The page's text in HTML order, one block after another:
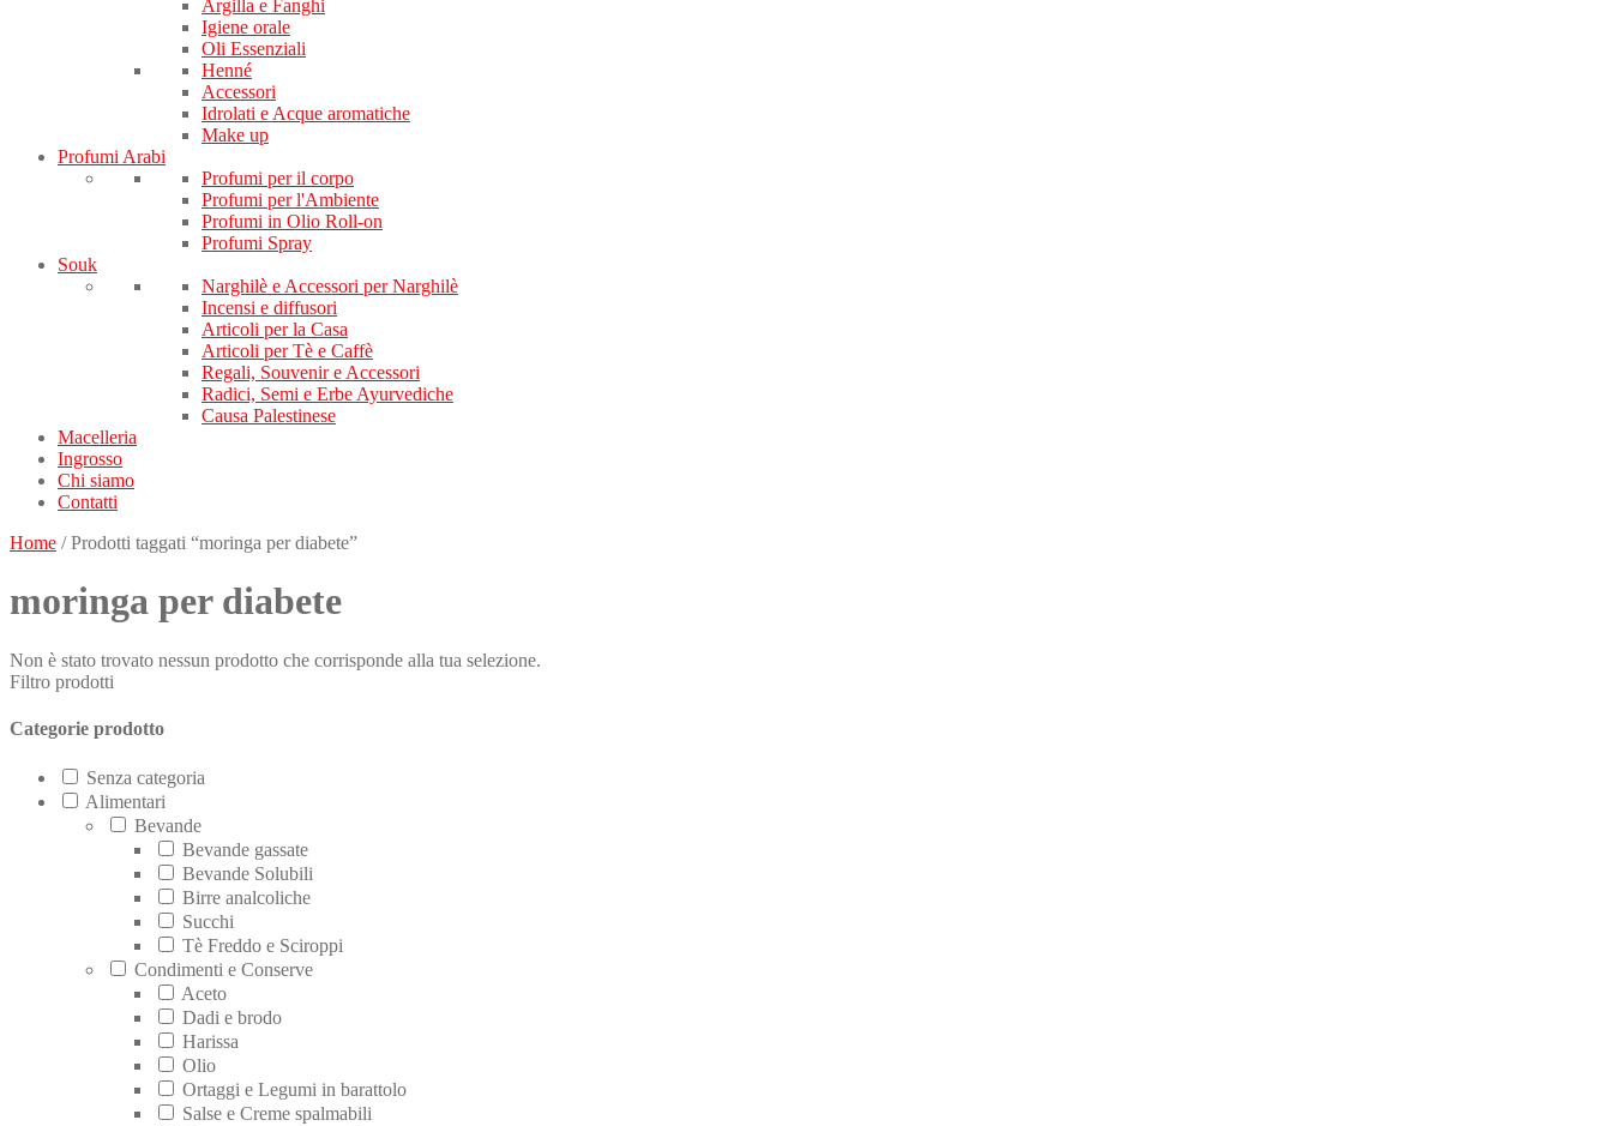
Argilla e Fanghi
Igiene orale
Oli Essenziali
Henné
Accessori
Idrolati e Acque aromatiche
Make up
Profumi Arabi
Profumi per il corpo
Profumi per l'Ambiente
Profumi in Olio Roll-on
Profumi Spray
Souk
Narghilè e Accessori per Narghilè
Incensi e diffusori
Articoli per la Casa
Articoli per Tè e Caffè
Regali, Souvenir e Accessori
Radici, Semi e Erbe Ayurvediche
Causa Palestinese
Macelleria
Ingrosso
Chi siamo
Contatti
Home / Prodotti taggati “moringa per diabete”
moringa per diabete
Non è stato trovato nessun prodotto che corrisponde alla tua selezione.
Filtro prodotti
Categorie prodotto
Senza categoria
Alimentari
Bevande
Bevande gassate
Bevande Solubili
Birre analcoliche
Succhi
Tè Freddo e Sciroppi
Condimenti e Conserve
Aceto
Dadi e brodo
Harissa
Olio
Ortaggi e Legumi in barattolo
Salse e Creme spalmabili